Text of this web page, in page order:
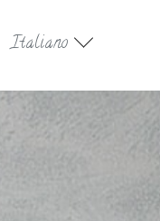
Italiano